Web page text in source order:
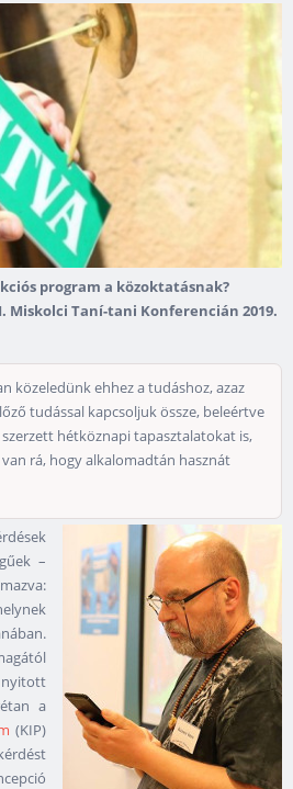
program a közoktatásnak?
Miskolci Taní-tani Konferencián 2019.
közeledünk ehhez a tudáshoz, azaz
tudással kapcsoljuk össze, beleértve
hétköznapi tapasztalatokat is,
rá, hogy alkalomadtán hasznát
–
a
(KIP)